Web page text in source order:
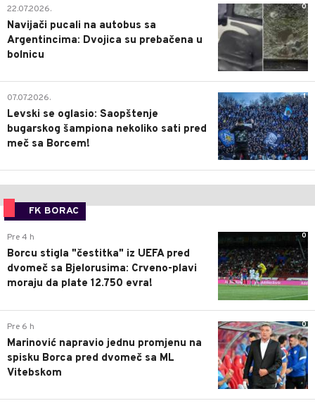
0
22.07.2026.
Navijači pucali na autobus sa
Argentincima: Dvojica su prebačena u
bolnicu
1
07.07.2026.
Levski se oglasio: Saopštenje
bugarskog šampiona nekoliko sati pred
meč sa Borcem!
FK BORAC
0
Pre 4 h
Borcu stigla "čestitka" iz UEFA pred
dvomeč sa Bjelorusima: Crveno-plavi
moraju da plate 12.750 evra!
0
Pre 6 h
Marinović napravio jednu promjenu na
spisku Borca pred dvomeč sa ML
Vitebskom